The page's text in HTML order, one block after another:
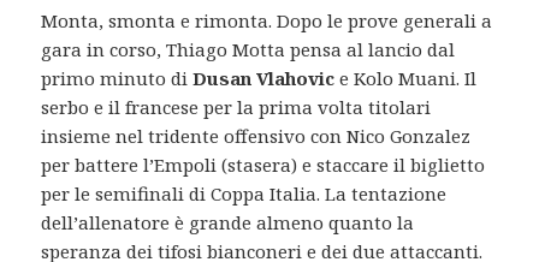
Monta, smonta e rimonta. Dopo le prove generali a
gara in corso, Thiago Motta pensa al lancio dal
primo minuto diDusan Vlahovic e Kolo Muani. Il
serbo e il francese per la prima volta titolari
insieme nel tridente offensivo con Nico Gonzalez
per battere l’Empoli (stasera) e staccare il biglietto
per le semifinali di Coppa Italia. La tentazione
dell’allenatore è grande almeno quanto la
speranza dei tifosi bianconeri e dei due attaccanti.